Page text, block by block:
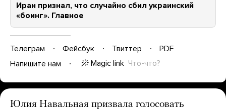
Иран признал, что случайно сбил украинский
«боинг». Главное
Телеграм Фейсбук Твиттер
PDF
Напишите нам
Magic link Что-что?
Юлия Навальная призвала голосовать